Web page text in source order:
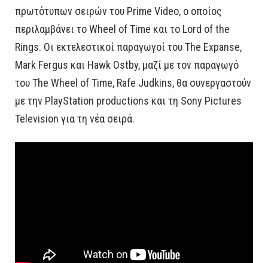
πρωτότυπων σειρών του Prime Video, ο οποίος
περιλαμβάνει το Wheel of Time και το Lord of the
Rings. Oι εκτελεστικοί παραγωγοί του The Expanse,
Mark Fergus και Hawk Ostby, μαζί με τον παραγωγό
του The Wheel of Time, Rafe Judkins, θα συνεργαστούν
με την PlayStation productions και τη Sony Pictures
Television για τη νέα σειρά.